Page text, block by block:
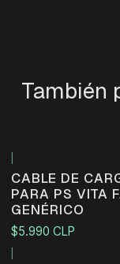
También
CABLE DE
PARA PS VITA
GENÉRICO
$5.990 CLP